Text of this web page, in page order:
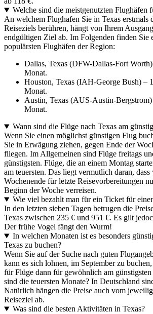
Welche sind die meistgenutzten Flughäfen
An welchem Flughafen Sie in Texas erstmals
Reiseziels berühren, hängt von Ihrem
endgültigen Ziel ab. Im Folgenden finden Sie
populärsten Flughäfen der Region:
Dallas, Texas (DFW-Dallas-Fort
Monat.
Houston, Texas (IAH-George Bush) –
Monat.
Austin, Texas (AUS-Austin-
Monat.
Wann sind die Flüge nach Texas am
Wenn Sie einen möglichst günstigen Flug
Sie in Erwägung ziehen, gegen Ende der
fliegen. Im Allgemeinen sind Flüge freitags
günstigsten. Flüge, die an einem Montag
am teuersten. Das liegt vermutlich daran, dass
Wochenende für letzte Reisevorbereitungen
Beginn der Woche verreisen.
Wie viel bezahlt man für ein Ticket für
In den letzten sieben Tagen betrugen die
Texas zwischen 235 € und 951 €. Es gilt
Der frühe Vogel fängt den Wurm!
In welchen Monaten ist es besonders
Texas zu buchen?
Wenn Sie auf der Suche nach guten
kann es sich lohnen, im September zu
für Flüge dann für gewöhnlich am
sind die teuersten Monate? In Deutschland
Natürlich hängen die Preise auch vom
Reiseziel ab.
Was sind die besten Aktivitäten in Texas?